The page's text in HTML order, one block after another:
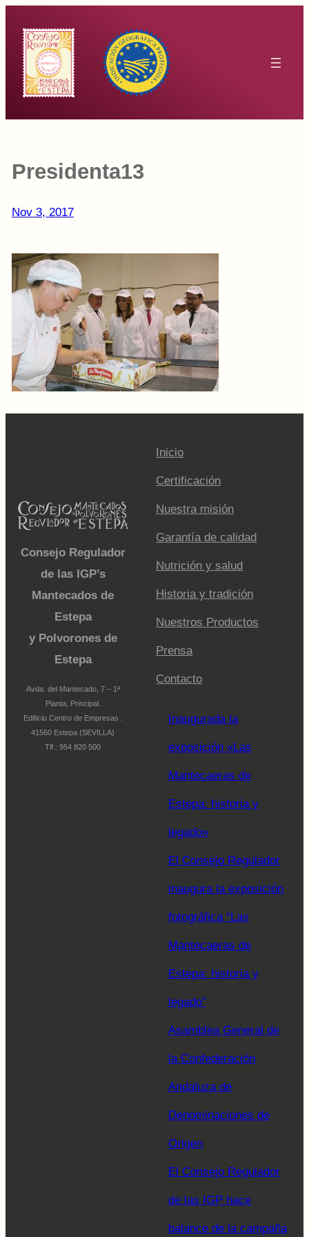
contenido
Presidenta13
Nov 3, 2017
Consejo Regulador
de las IGP’s
Mantecados de
Estepa
y Polvorones de
Estepa
Avda. del Mantecado, 7 – 1ª
Planta, Principal.
Edificio Centro de Empresas .
41560 Estepa (SEVILLA)
Tlf.: 954 820 500
Inicio
Certificación
Nuestra misión
Garantía de calidad
Nutrición y salud
Historia y tradición
Nuestros Productos
Prensa
Contacto
Inaugurada la
exposición «Las
Mantecaeras de
Estepa: historia y
legado»
El Consejo Regulador
inaugura la exposición
fotográfica “Las
Mantecaeras de
Estepa: historia y
legado”
Asamblea General de
la Confederación
Andaluza de
Denominaciones de
Origen
El Consejo Regulador
de las IGP hace
balance de la campaña